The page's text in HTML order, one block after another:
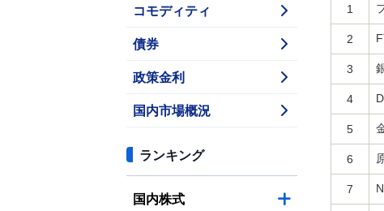
コモディティ
債券
政策金利
国内市場概況
ランキング
国内株式
1
2
3
4
5
6
7